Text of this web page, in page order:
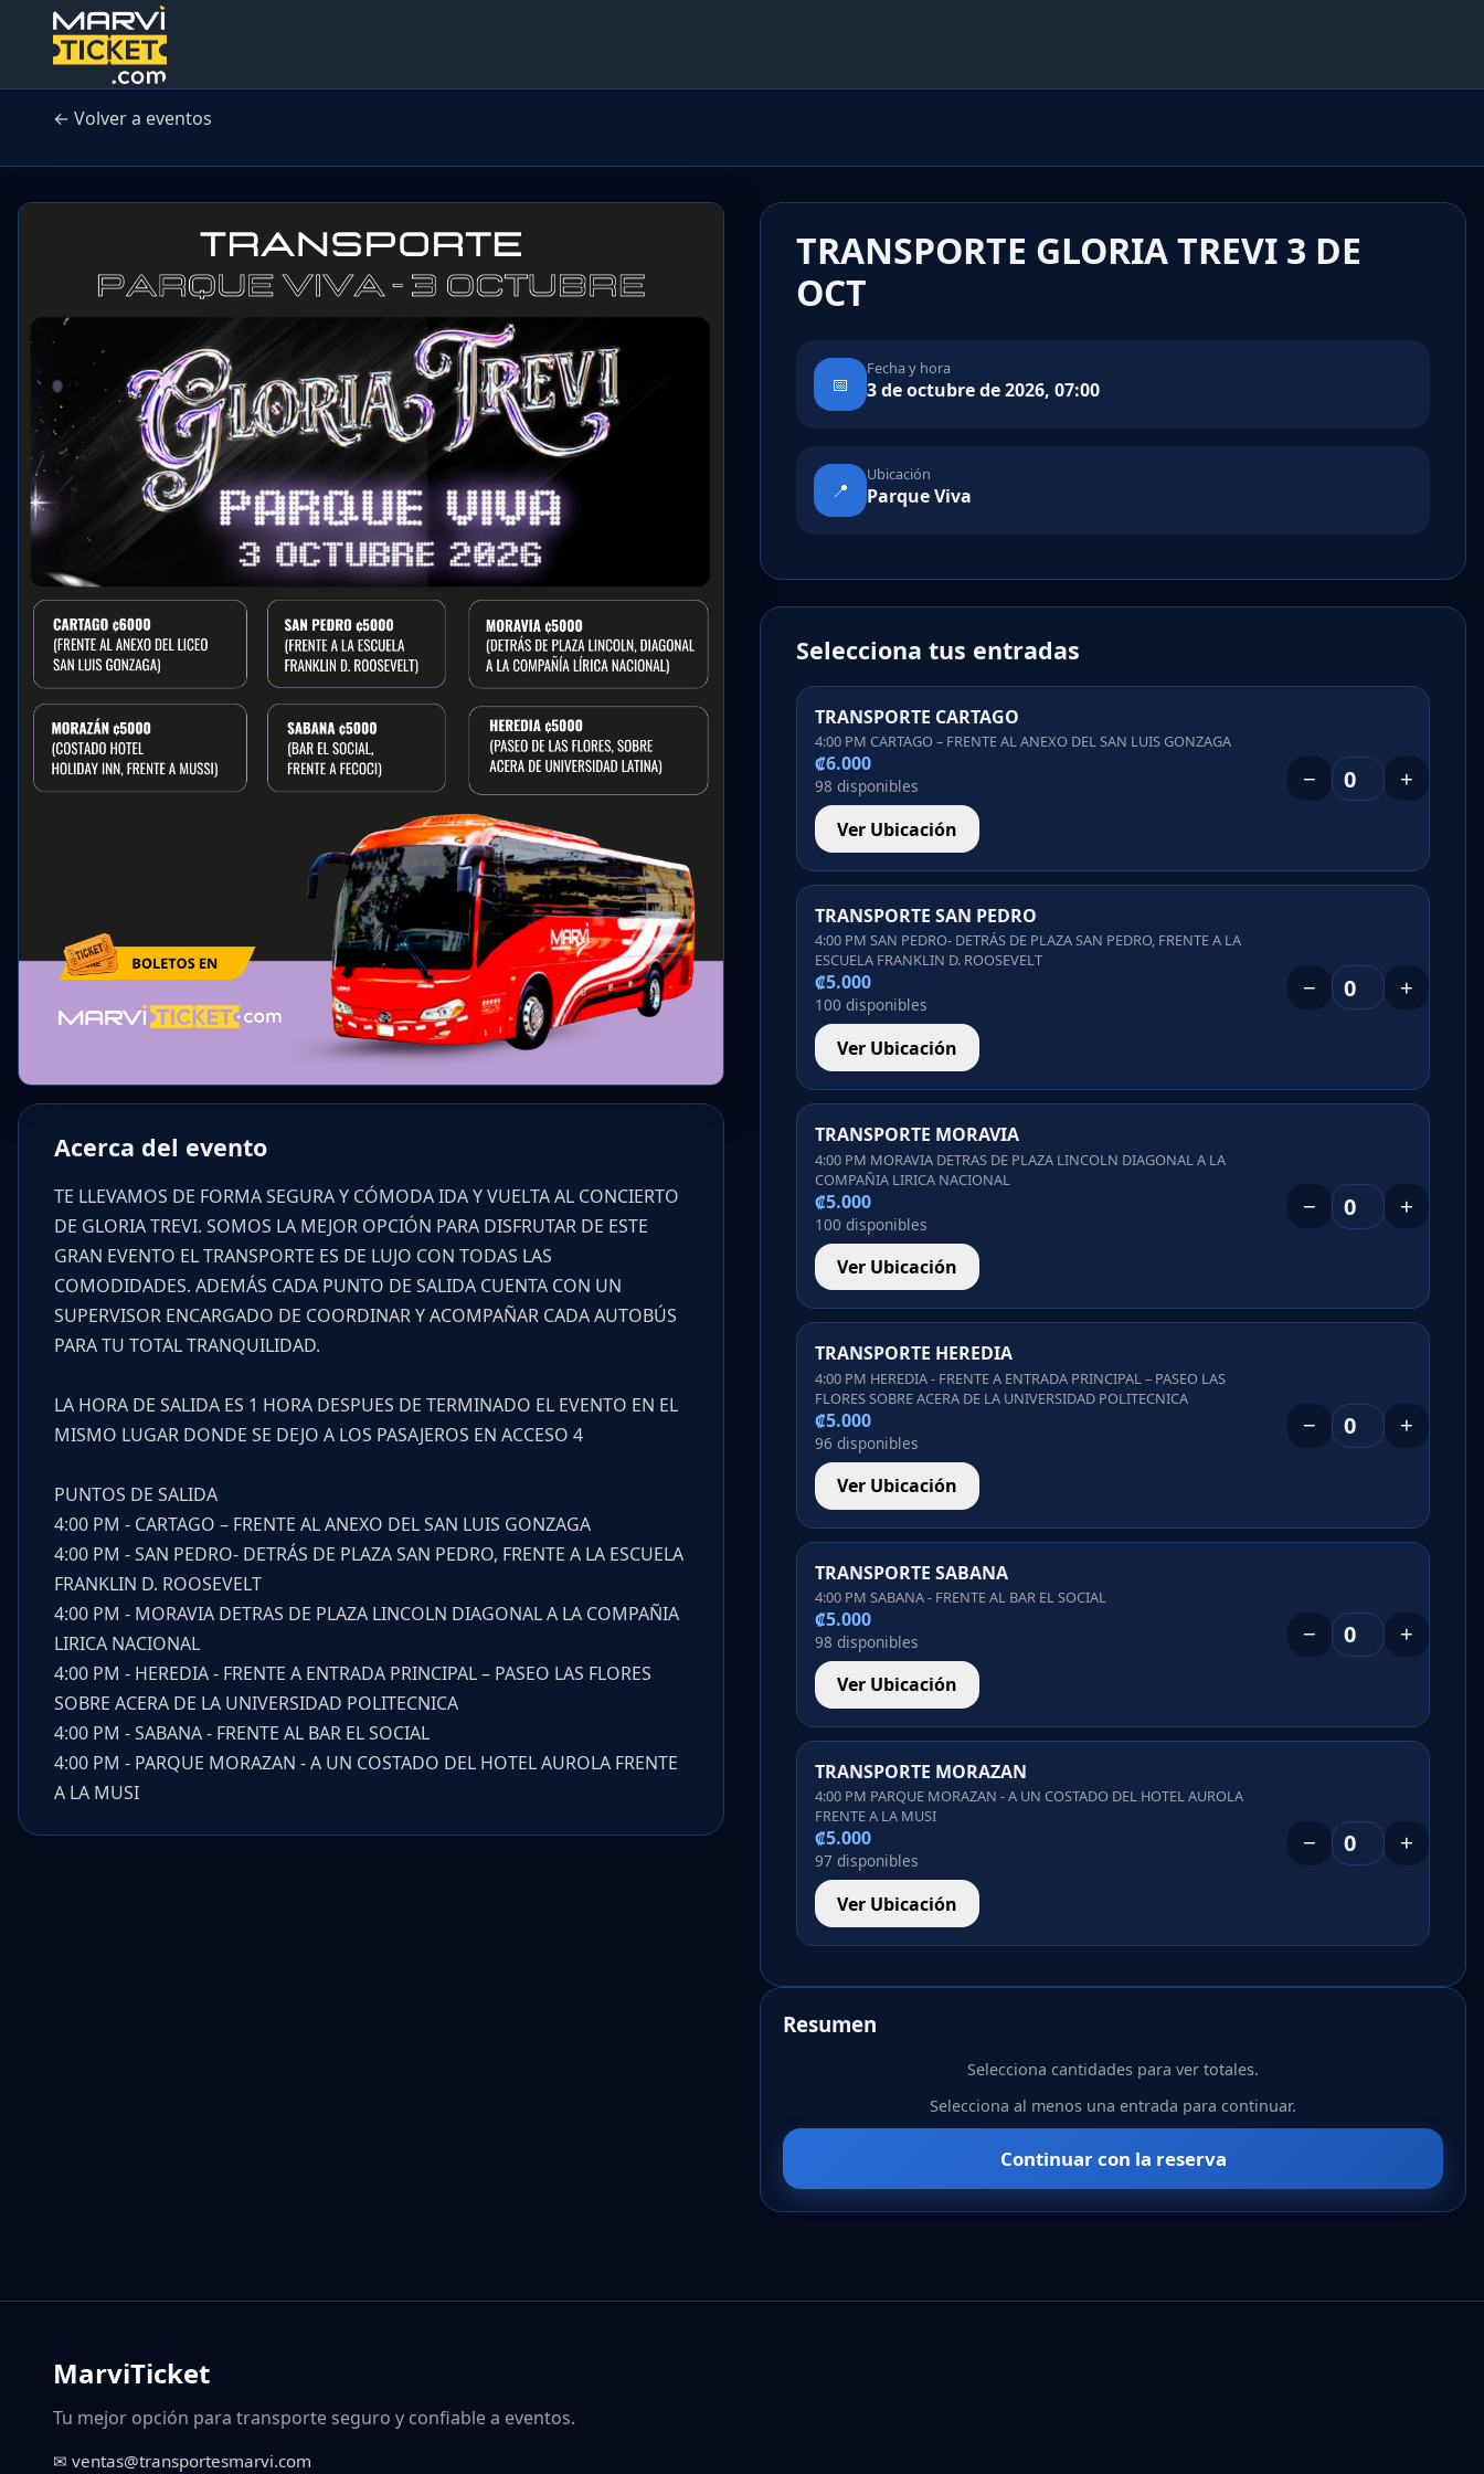
← Volver a eventos
Acerca del evento
TE LLEVAMOS DE FORMA SEGURA Y CÓMODA IDA Y VUELTA AL CONCIERTO
DE GLORIA TREVI. SOMOS LA MEJOR OPCIÓN PARA DISFRUTAR DE ESTE
GRAN EVENTO EL TRANSPORTE ES DE LUJO CON TODAS LAS
COMODIDADES. ADEMÁS CADA PUNTO DE SALIDA CUENTA CON UN
SUPERVISOR ENCARGADO DE COORDINAR Y ACOMPAÑAR CADA AUTOBÚS
PARA TU TOTAL TRANQUILIDAD.
LA HORA DE SALIDA ES 1 HORA DESPUES DE TERMINADO EL EVENTO EN EL
MISMO LUGAR DONDE SE DEJO A LOS PASAJEROS EN ACCESO 4
PUNTOS DE SALIDA
4:00 PM - CARTAGO – FRENTE AL ANEXO DEL SAN LUIS GONZAGA
4:00 PM - SAN PEDRO- DETRÁS DE PLAZA SAN PEDRO, FRENTE A LA ESCUELA
FRANKLIN D. ROOSEVELT
4:00 PM - MORAVIA DETRAS DE PLAZA LINCOLN DIAGONAL A LA COMPAÑIA
LIRICA NACIONAL
4:00 PM - HEREDIA - FRENTE A ENTRADA PRINCIPAL – PASEO LAS FLORES
SOBRE ACERA DE LA UNIVERSIDAD POLITECNICA
4:00 PM - SABANA - FRENTE AL BAR EL SOCIAL
4:00 PM - PARQUE MORAZAN - A UN COSTADO DEL HOTEL AUROLA FRENTE
A LA MUSI
TRANSPORTE GLORIA TREVI 3 DE
OCT
📅
Fecha y hora
3 de octubre de 2026, 07:00
📍
Ubicación
Parque Viva
Selecciona tus entradas
TRANSPORTE CARTAGO
4:00 PM CARTAGO – FRENTE AL ANEXO DEL SAN LUIS GONZAGA
₡6.000
98 disponibles − +
Ver Ubicación
TRANSPORTE SAN PEDRO
4:00 PM SAN PEDRO- DETRÁS DE PLAZA SAN PEDRO, FRENTE A LA
ESCUELA FRANKLIN D. ROOSEVELT
₡5.000
100 disponibles
− +
Ver Ubicación
TRANSPORTE MORAVIA
4:00 PM MORAVIA DETRAS DE PLAZA LINCOLN DIAGONAL A LA
COMPAÑIA LIRICA NACIONAL
₡5.000
100 disponibles
− +
Ver Ubicación
TRANSPORTE HEREDIA
4:00 PM HEREDIA - FRENTE A ENTRADA PRINCIPAL – PASEO LAS
FLORES SOBRE ACERA DE LA UNIVERSIDAD POLITECNICA
₡5.000
96 disponibles
− +
Ver Ubicación
TRANSPORTE SABANA
4:00 PM SABANA - FRENTE AL BAR EL SOCIAL
₡5.000
98 disponibles − +
Ver Ubicación
TRANSPORTE MORAZAN
4:00 PM PARQUE MORAZAN - A UN COSTADO DEL HOTEL AUROLA
FRENTE A LA MUSI
₡5.000
97 disponibles
− +
Ver Ubicación
Resumen
Selecciona cantidades para ver totales.
Selecciona al menos una entrada para continuar.
Continuar con la reserva
MarviTicket
Tu mejor opción para transporte seguro y confiable a eventos.
✉ ventas@transportesmarvi.com